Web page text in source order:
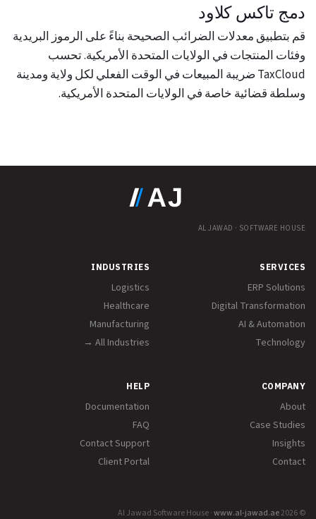
دمج تاكس كلاود
قم بتطبيق معدلات الضرائب الصحيحة بناءً على الرموز البريدية
وفئات المنتجات في الولايات المتحدة الأمريكية. تحسب
TaxCloud ضريبة المبيعات في الوقت الفعلي لكل ولاية ومدينة
وسلطة قضائية خاصة في الولايات المتحدة الأمريكية.
AL JAWAD · SOFTWARE HOUSE
SERVICES
ERP Solutions
Digital Transformation
AI & Automation
Technology
INDUSTRIES
Logistics
Healthcare
Manufacturing
All Industries →
COMPANY
About
Case Studies
Insights
Contact
HELP
Documentation
FAQ
Contact Support
Client Portal
© 2026 Al Jawad Software House ·
www.al-jawad.ae